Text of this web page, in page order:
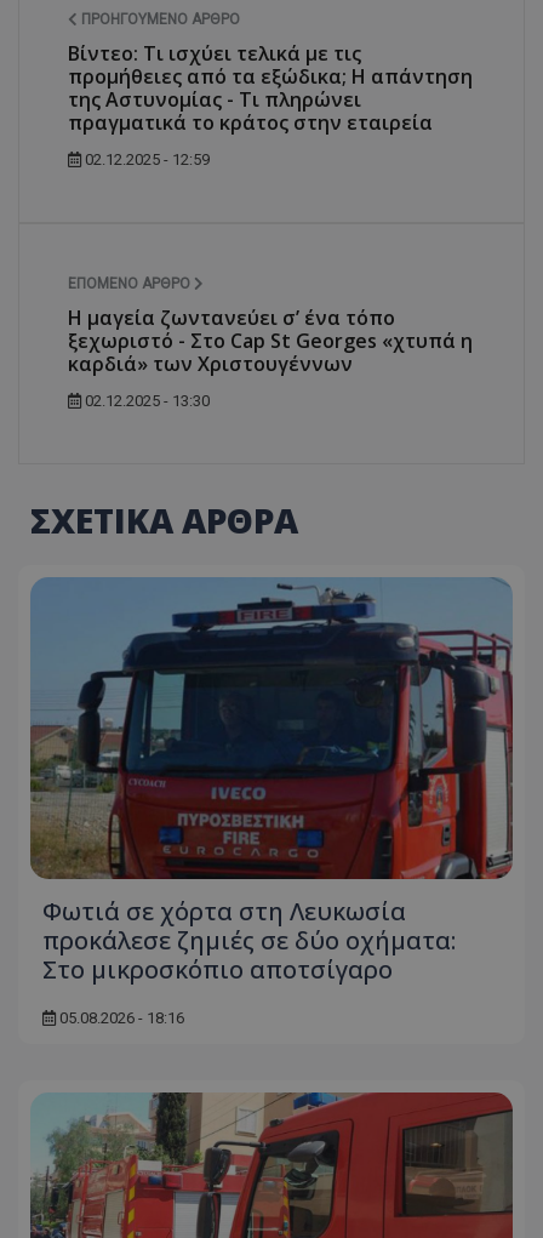
ΠΡΟΗΓΟΎΜΕΝΟ ΆΡΘΡΟ
Βίντεο: Τι ισχύει τελικά με τις
προμήθειες από τα εξώδικα; Η απάντηση
της Αστυνομίας - Τι πληρώνει
πραγματικά το κράτος στην εταιρεία
02.12.2025 - 12:59
ΕΠΌΜΕΝΟ ΆΡΘΡΟ
Η μαγεία ζωντανεύει σ’ ένα τόπο
ξεχωριστό - Στο Cap St Georges «χτυπά η
καρδιά» των Χριστουγέννων
02.12.2025 - 13:30
ΣΧΕΤΙΚΑ ΑΡΘΡΑ
Φωτιά σε χόρτα στη Λευκωσία
προκάλεσε ζημιές σε δύο οχήματα:
Στο μικροσκόπιο αποτσίγαρο
05.08.2026 - 18:16